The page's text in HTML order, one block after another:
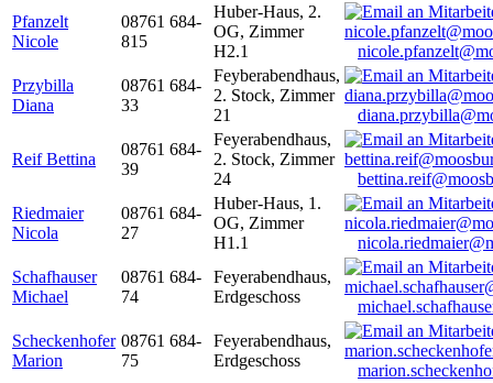
Pfanzelt
Nicole
08761 684-
815
Huber-Haus, 2.
OG, Zimmer
H2.1
Przybilla
Diana
08761 684-
33
Feyberabendhaus,
2. Stock, Zimmer
21
Reif Bettina
08761 684-
39
Feyerabendhaus,
2. Stock, Zimmer
24
Riedmaier
Nicola
08761 684-
27
Huber-Haus, 1.
OG, Zimmer
H1.1
Schafhauser
Michael
08761 684-
74
Feyerabendhaus,
Erdgeschoss
Scheckenhofer
Marion
08761 684-
75
Feyerabendhaus,
Erdgeschoss